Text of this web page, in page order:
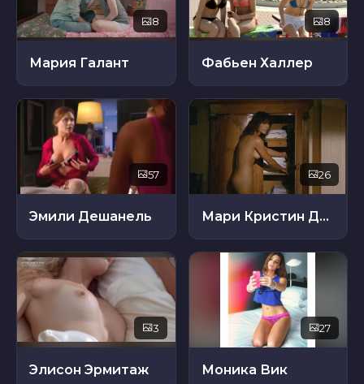
8
Мария Галант
8
Фабьен Халлер
57
Эмили Дешанель
26
Мари Кристин Дескуар
3
Элисон Эрмитаж
27
Моника Вик